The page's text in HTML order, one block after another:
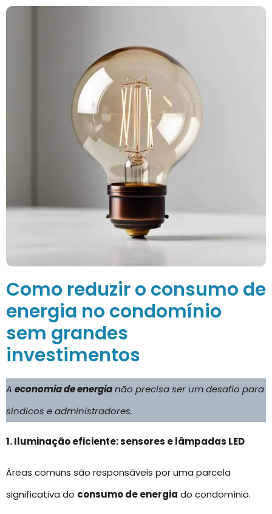
Como reduzir o consumo de
energia no condomínio
sem grandes
investimentos
A economia de energianão precisa ser um desafio para
síndicos e administradores.
1. Iluminação eficiente: sensores e lâmpadas LED
Áreas comuns são responsáveis por uma parcela
significativa do consumo de energia do condomínio.